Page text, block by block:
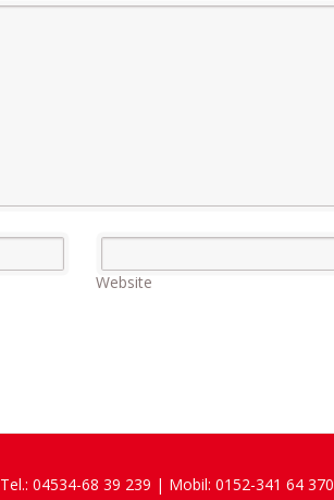
Website
Tel.: 04534-68 39 239 | Mobil: 0152-341 64 370